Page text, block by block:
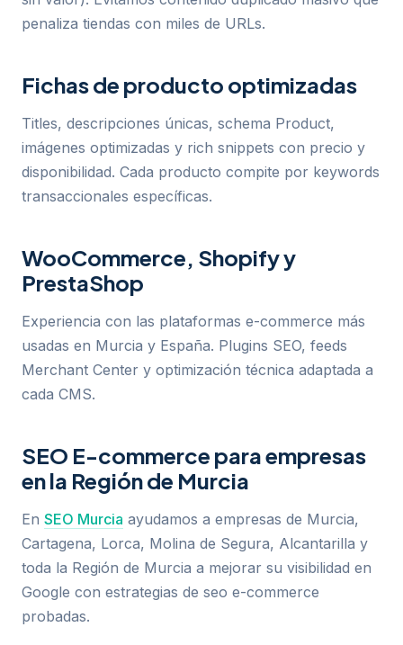
penaliza tiendas con miles de URLs.
Fichas de producto optimizadas
Titles, descripciones únicas, schema Product,
imágenes optimizadas y rich snippets con precio y
disponibilidad. Cada producto compite por keywords
transaccionales específicas.
WooCommerce, Shopify y
PrestaShop
Experiencia con las plataformas e-commerce más
usadas en Murcia y España. Plugins SEO, feeds
Merchant Center y optimización técnica adaptada a
cada CMS.
SEO E-commerce para empresas
en la Región de Murcia
En SEO Murcia ayudamos a empresas de Murcia,
Cartagena, Lorca, Molina de Segura, Alcantarilla y
toda la Región de Murcia a mejorar su visibilidad en
Google con estrategias de seo e-commerce
probadas.